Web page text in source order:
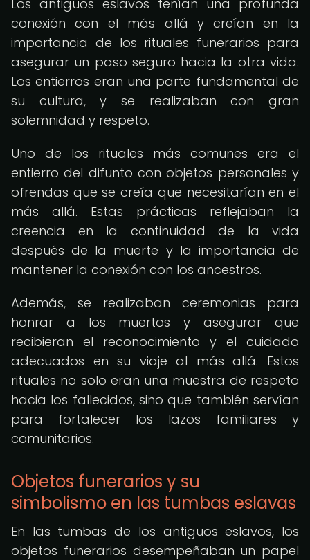
Los antiguos eslavos tenían una profunda
conexión con el más allá y creían en la
importancia de los rituales funerarios para
asegurar un paso seguro hacia la otra vida.
Los entierros eran una parte fundamental de
su cultura, y se realizaban con gran
solemnidad y respeto.
Uno de los rituales más comunes era el
entierro del difunto con objetos personales y
ofrendas que se creía que necesitarían en el
más allá. Estas prácticas reflejaban la
creencia en la continuidad de la vida
después de la muerte y la importancia de
mantener la conexión con los ancestros.
Además, se realizaban ceremonias para
honrar a los muertos y asegurar que
recibieran el reconocimiento y el cuidado
adecuados en su viaje al más allá. Estos
rituales no solo eran una muestra de respeto
hacia los fallecidos, sino que también servían
para fortalecer los lazos familiares y
comunitarios.
Objetos funerarios y su
simbolismo en las tumbas eslavas
En las tumbas de los antiguos eslavos, los
objetos funerarios desempeñaban un papel